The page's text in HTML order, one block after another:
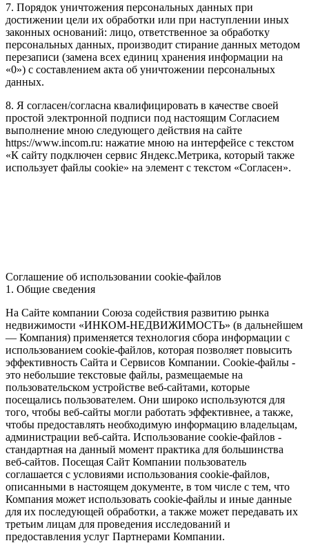
7. Порядок уничтожения персональных данных при
достижении цели их обработки или при наступлении иных
законных оснований: лицо, ответственное за обработку
персональных данных, производит стирание данных методом
перезаписи (замена всех единиц хранения информации на
«0») с составлением акта об уничтожении персональных
данных.
8. Я согласен/согласна квалифицировать в качестве своей
простой электронной подписи под настоящим Согласием
выполнение мною следующего действия на сайте
https://www.incom.ru: нажатие мною на интерфейсе с текстом
«К сайту подключен сервис Яндекс.Метрика, который также
использует файлы cookie» на элемент с текстом «Согласен».
Соглашение об использовании cookie-файлов
1. Общие сведения
На Сайте компании Союза содействия развитию рынка
недвижимости «ИНКОМ-НЕДВИЖИМОСТЬ» (в дальнейшем
— Компания) применяется технология сбора информации с
использованием cookie-файлов, которая позволяет повысить
эффективность Сайта и Сервисов Компании. Сookie-файлы -
это небольшие текстовые файлы, размещаемые на
пользовательском устройстве веб-сайтами, которые
посещались пользователем. Они широко используются для
того, чтобы веб-сайты могли работать эффективнее, а также,
чтобы предоставлять необходимую информацию владельцам,
администрации веб-сайта. Использование cookie-файлов -
стандартная на данный момент практика для большинства
веб-сайтов. Посещая Сайт Компании пользователь
соглашается с условиями использования cookie-файлов,
описанными в настоящем документе, в том числе с тем, что
Компания может использовать cookie-файлы и иные данные
для их последующей обработки, а также может передавать их
третьим лицам для проведения исследований и
предоставления услуг Партнерами Компании.